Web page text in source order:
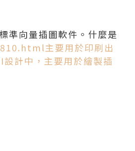
向量插圖軟件。什麼是
主要用於印刷出
計中，主要用於繪製插